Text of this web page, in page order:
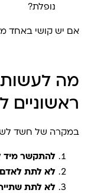
נופלת?
אם יש קושי באחד
מה לעשות
ראשוניים
במקרה של חשד
להתקשר מיד ל-
לא לתת לאדם
לא לתת שתייה